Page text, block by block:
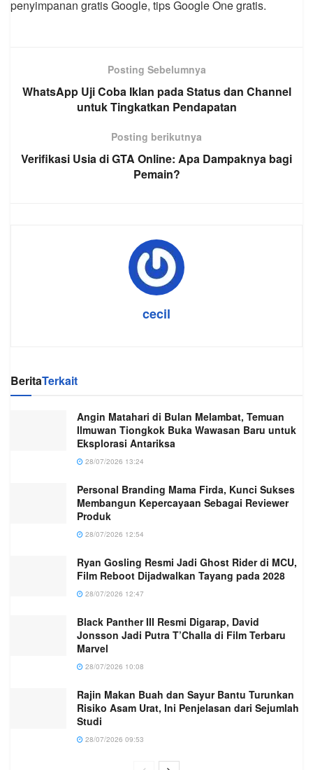
penyimpanan gratis Google, tips Google One gratis.
Posting Sebelumnya
WhatsApp Uji Coba Iklan pada Status dan Channel
untuk Tingkatkan Pendapatan
Posting berikutnya
Verifikasi Usia di GTA Online: Apa Dampaknya bagi
Pemain?
cecil
BeritaTerkait
Angin Matahari di Bulan Melambat, Temuan
Ilmuwan Tiongkok Buka Wawasan Baru untuk
Eksplorasi Antariksa
28/07/2026 13:24
Personal Branding Mama Firda, Kunci Sukses
Membangun Kepercayaan Sebagai Reviewer
Produk
28/07/2026 12:54
Ryan Gosling Resmi Jadi Ghost Rider di MCU,
Film Reboot Dijadwalkan Tayang pada 2028
28/07/2026 12:47
Black Panther III Resmi Digarap, David
Jonsson Jadi Putra T’Challa di Film Terbaru
Marvel
28/07/2026 10:08
Rajin Makan Buah dan Sayur Bantu Turunkan
Risiko Asam Urat, Ini Penjelasan dari Sejumlah
Studi
28/07/2026 09:53